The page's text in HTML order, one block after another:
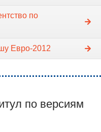
по
Евро-2012
по версиям